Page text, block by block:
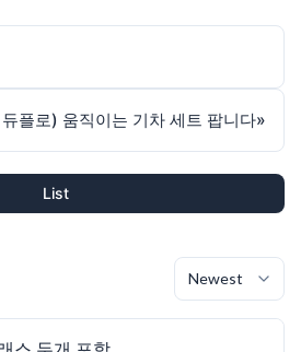
플로) 움직이는 기차 세트 팝니다»
List